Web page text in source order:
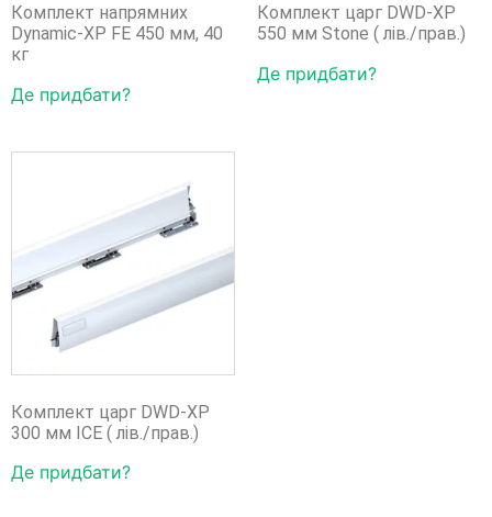
Комплект напрямних
Dynamic-XP FE 450 мм, 40
кг
Де придбати?
Комплект царг DWD-XP
550 мм Stone ( лів./прав.)
Де придбати?
Комплект царг DWD-XP
300 мм ICE ( лів./прав.)
Де придбати?